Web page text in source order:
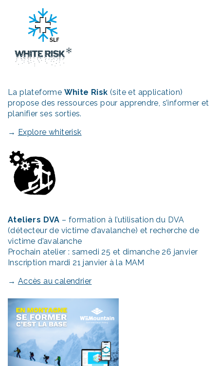
La plateforme White Risk (site et application)
propose des ressources pour apprendre, s’informer et
planifier ses sorties.
→ Explore whiterisk
Ateliers DVA – formation à l’utilisation du DVA
(détecteur de victime d’avalanche) et recherche de
victime d’avalanche
Prochain atelier : samedi 25 et dimanche 26 janvier
Inscription mardi 21 janvier à la MAM
→ Accès au calendrier